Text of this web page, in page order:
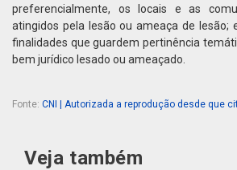
preferencialmente, os locais e as
atingidos pela lesão ou ameaça de lesão;
finalidades que guardem pertinência
bem jurídico lesado ou ameaçado.
Fonte: CNI | Autorizada a reprodução desde que
Veja também